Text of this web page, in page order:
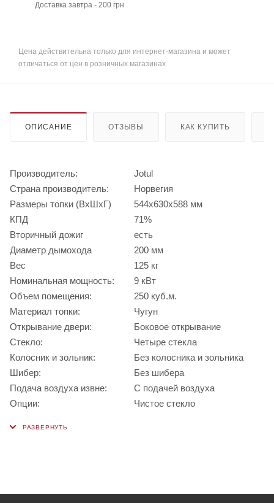
Доставка завтра - 200 грн
Цена действительна только для интернет-магазина и может
отличаться от цен в розничных магазинах
ОПИСАНИЕ ОТЗЫВЫ КАК КУПИТЬ
Производитель:
Jotul
Страна производитель:
Норвегия
Размеры топки (ВхШхГ)
544x630x588 мм
КПД
71%
Вторичный дожиг
есть
Диаметр дымохода
200 мм
Вес
125 кг
Номинальная мощность:
9 кВт
Объем помещения:
250 куб.м.
Материал топки:
Чугун
Открывание двери:
Боковое открывание
Стекло:
Четыре стекла
Колосник и зольник:
Без колосника и зольника
Шибер:
Без шибера
Подача воздуха извне:
С подачей воздуха
Опции:
Чистое стекло